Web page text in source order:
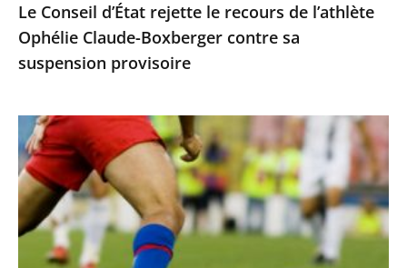
sa
suspension
provisoire
Le Conseil d’État rejette le recours de l’athlète
Ophélie Claude-Boxberger contre sa
suspension provisoire
BFM
TV
n’était
pas
autorisée